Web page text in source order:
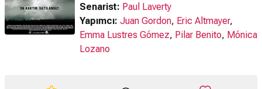
Senarist: Paul Laverty
Yapımcı: Juan Gordon, Eric Altmayer,
Emma Lustres Gómez, Pilar Benito, Mónica
Lozano